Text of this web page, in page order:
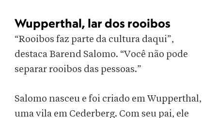
Wupperthal, lar dos rooibos
“Rooibos faz parte da cultura daqui”,
destaca Barend Salomo. “Você não pode
separar rooibos das pessoas.”
Salomo nasceu e foi criado em Wupperthal,
uma vila em Cederberg. Com seu pai, ele